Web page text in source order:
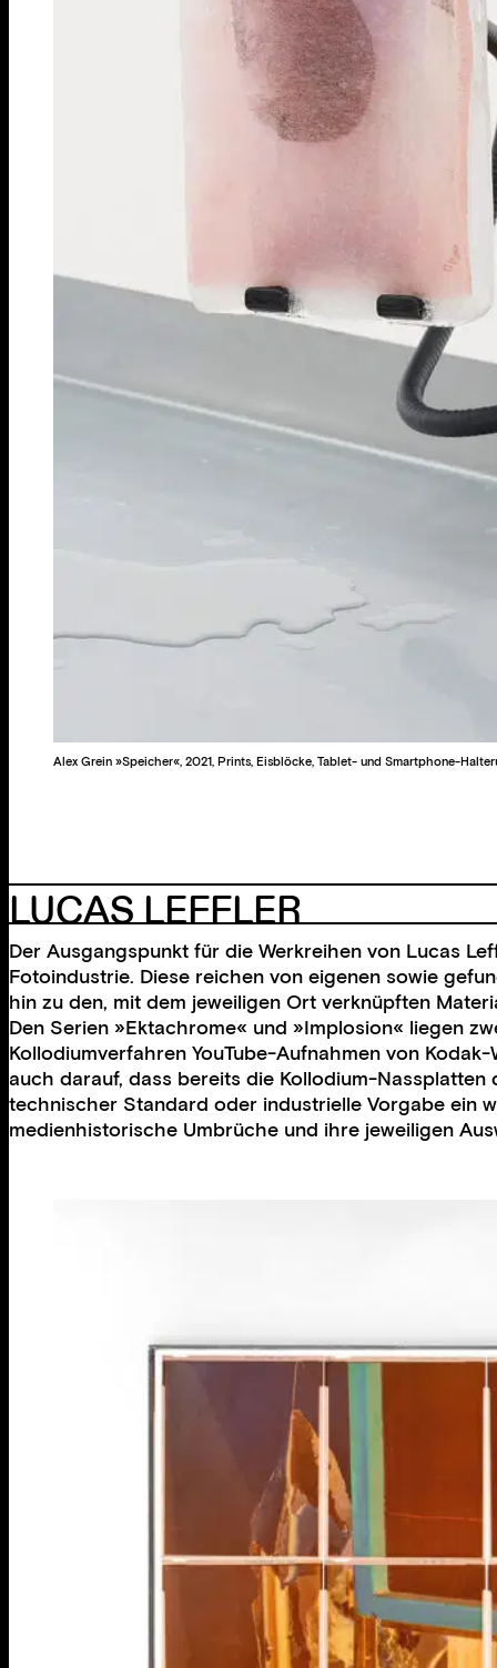
Alex Grein »Speicher«, 2021, Prints, Eisblöcke, Tablet- und Smartphone-
LUCAS LEFFLER
Der Ausgangspunkt für die Werkreihen von Lucas
Fotoindustrie. Diese reichen von eigenen sowie
hin zu den, mit dem jeweiligen Ort verknüpften
Den Serien »Ektachrome« und »Implosion« liegen
Kollodiumverfahren YouTube-Aufnahmen von
auch darauf, dass bereits die Kollodium-
technischer Standard oder industrielle Vorgabe ein
medienhistorische Umbrüche und ihre jeweiligen